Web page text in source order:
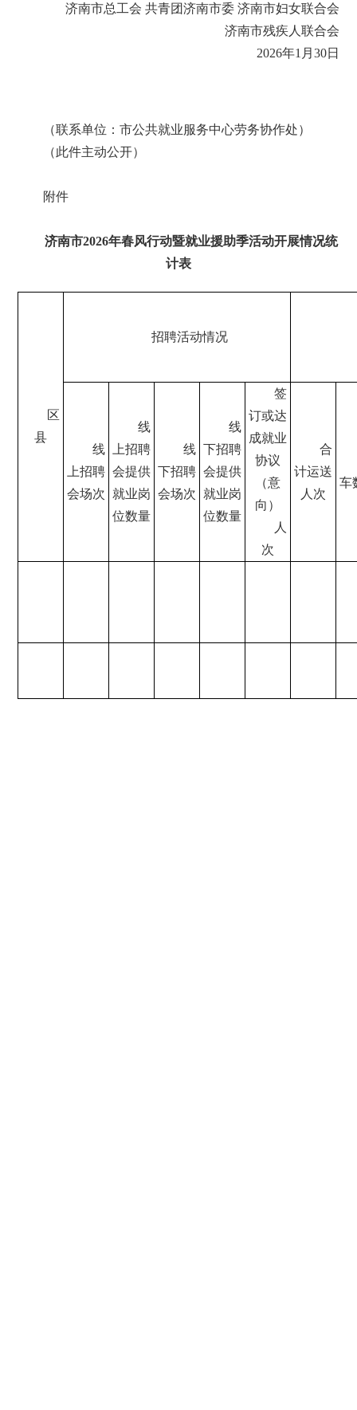
济南市总工会 共青团济南市委 济南市妇女联合会
济南市残疾人联合会
2026年1月30日
（联系单位：市公共就业服务中心劳务协作处）
（此件主动公开）
附件
济南市2026年春风行动暨就业援助季活动开展情况统
计表
区
县
招聘活动情况
线
上招聘
会场次
线
上招聘
会提供
就业岗
位数量
线
下招聘
会场次
线
下招聘
会提供
就业岗
位数量
签
订或达
成就业
协议
（意
向）
人
次
合
计运送
人次
车